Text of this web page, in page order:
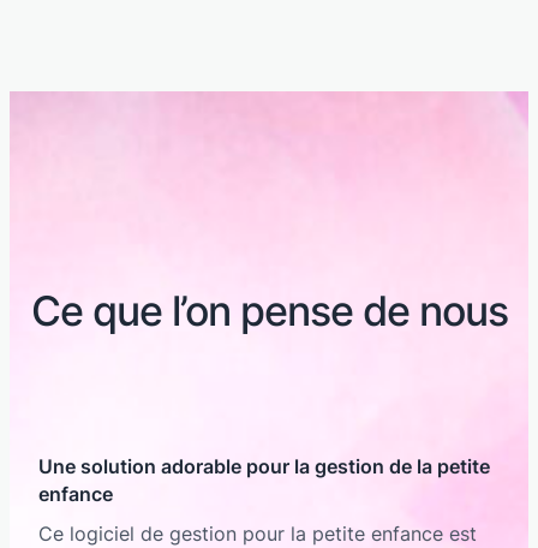
Ce que l’on pense de nous
Une solution adorable pour la gestion de la petite
enfance
Ce logiciel de gestion pour la petite enfance est